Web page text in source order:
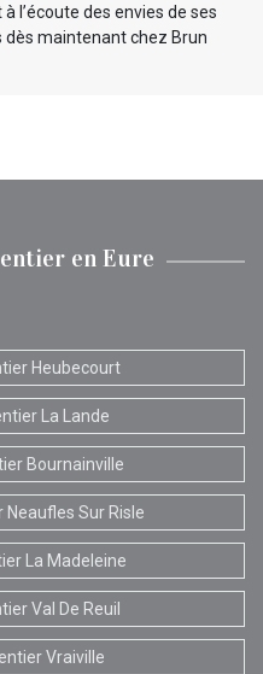
l’écoute des envies de ses
dès maintenant chez Brun
en Eure
Heubecourt
La Lande
Bournainville
Sur Risle
La Madeleine
Val De Reuil
Vraiville